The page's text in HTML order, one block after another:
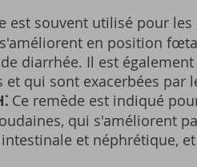
est souvent utilisé pour
en position
diarrhée. Il est
qui sont exacerbées par
Ce remède est indiqué
qui s'améliorent
et néphrétique,